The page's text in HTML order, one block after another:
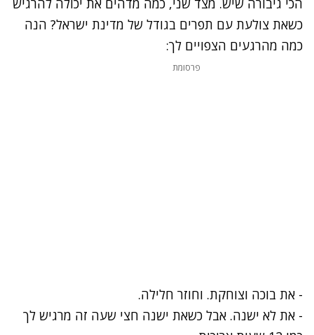
הכי גיבורה שיש. מצד שני, כמה מדהים את יכולה להרגיש
כשאת צולעת עם תפרים בגודל של מדינת ישראל? הנה
כמה מהרגעים הצפויים לך:
פרסומת
- את בוכה וצוחקת. וחוזר חלילה.
- את לא ישנה. אבל כשאת ישנה חצי שעה זה מרגיש לך